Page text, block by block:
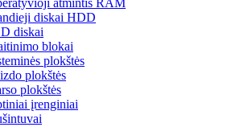
atmintis RAM
diskai HDD
diskai
blokai
plokštės
plokštės
plokštės
įrenginiai